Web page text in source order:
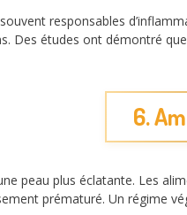
responsables
Des études ont démontré
6.
peau plus éclatante. Les
prématuré. Un régime